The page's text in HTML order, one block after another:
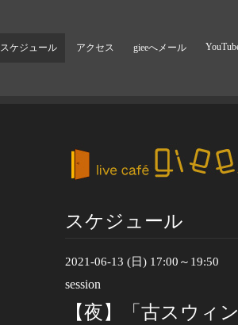
スケジュール アクセス gieeへメール
スケジュール
2021-06-13 (日) 17:00～19:50
session
【夜】「古スウィ